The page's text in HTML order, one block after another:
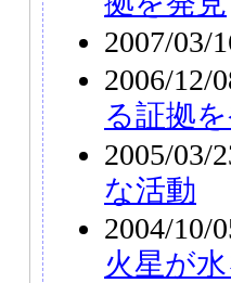
2007/03/
2006/12/
る証拠
2005/03/
な活動
2004/10/
火星が